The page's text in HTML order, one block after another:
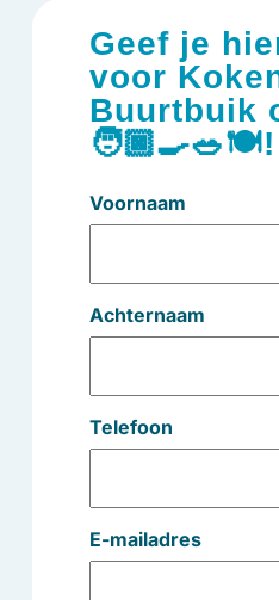
Geef je
voor
Buurtbuik
🧑🏿‍🍳🥗🍽️!
Voornaam
Achternaam
Telefoon
E-mailadres